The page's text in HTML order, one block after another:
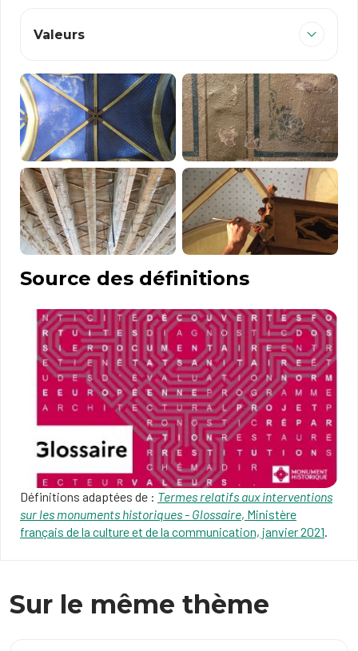
Valeurs
Source des définitions
Définitions adaptées de : Termes relatifs aux interventions
sur les monuments historiques - Glossaire, Ministère
français de la culture et de la communication, janvier 2021.
Sur le même thème